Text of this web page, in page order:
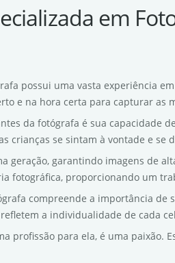
em
possui uma vasta experiência
e na hora certa para capturar as
da fotógrafa é sua capacidade
se sintam à vontade e se
geração, garantindo imagens de
fotográfica, proporcionando um
compreende a importância
a individualidade de cada
profissão para ela, é uma paixão.